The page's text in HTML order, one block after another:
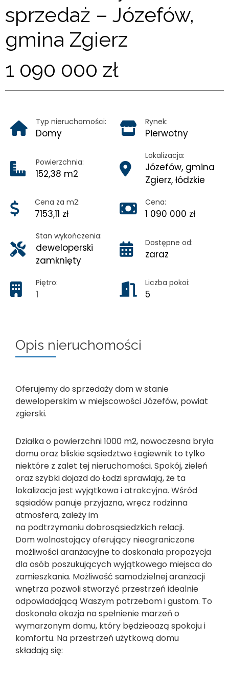
sprzedaż – Józefów,
gmina Zgierz
1 090 000 zł
Typ nieruchomości:
Domy
Rynek:
Pierwotny
Powierzchnia:
152,38 m2
Lokalizacja:
Józefów, gmina
Zgierz, łódzkie
Cena za m2:
7153,11 zł
Cena:
1 090 000 zł
Stan wykończenia:
deweloperski
zamknięty
Dostępne od:
zaraz
Piętro:
1
Liczba pokoi:
5
Opis nieruchomości
Oferujemy do sprzedaży dom w stanie
deweloperskim w miejscowości Józefów, powiat
zgierski.
Działka o powierzchni 1000 m2, nowoczesna bryła
domu oraz bliskie sąsiedztwo Łagiewnik to tylko
niektóre z zalet tej nieruchomości. Spokój, zieleń
oraz szybki dojazd do Łodzi sprawiają, że ta
lokalizacja jest wyjątkowa i atrakcyjna. Wśród
sąsiadów panuje przyjazna, wręcz rodzinna
atmosfera, zależy im
na podtrzymaniu dobrosąsiedzkich relacji.
Dom wolnostojący oferujący nieograniczone
możliwości aranżacyjne to doskonała propozycja
dla osób poszukujących wyjątkowego miejsca do
zamieszkania. Możliwość samodzielnej aranżacji
wnętrza pozwoli stworzyć przestrzeń idealnie
odpowiadającą Waszym potrzebom i gustom. To
doskonała okazja na spełnienie marzeń o
wymarzonym domu, który będzieoazą spokoju i
komfortu. Na przestrzeń użytkową domu
składają się: